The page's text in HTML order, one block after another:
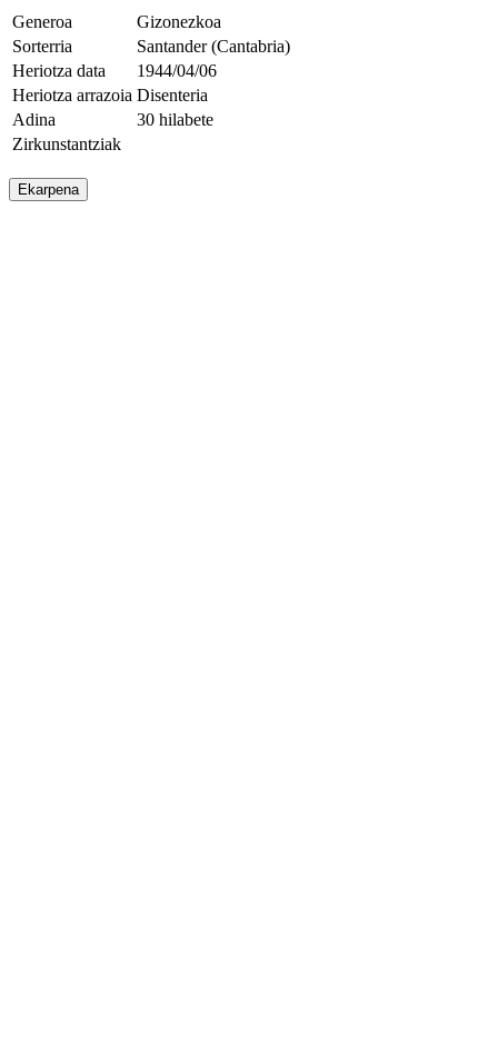
Generoa
Gizonezkoa
Sorterria
Santander (Cantabria)
Heriotza data
1944/04/06
Heriotza arrazoia Disenteria
Adina
30 hilabete
Zirkunstantziak